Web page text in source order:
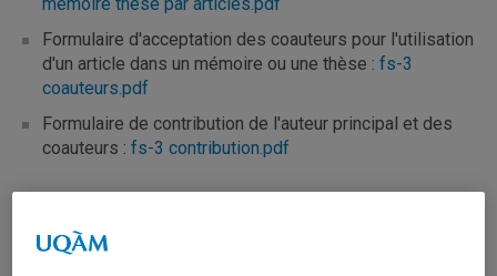
Formulaire d'acceptation des coauteurs pour l'utilisation
d'un article dans un mémoire ou une thèse : fs-3
coauteurs.pdf
Formulaire de contribution de l'auteur principal et des
coauteurs : fs-3 contribution.pdf
Descriptif du cours à contenu
variable